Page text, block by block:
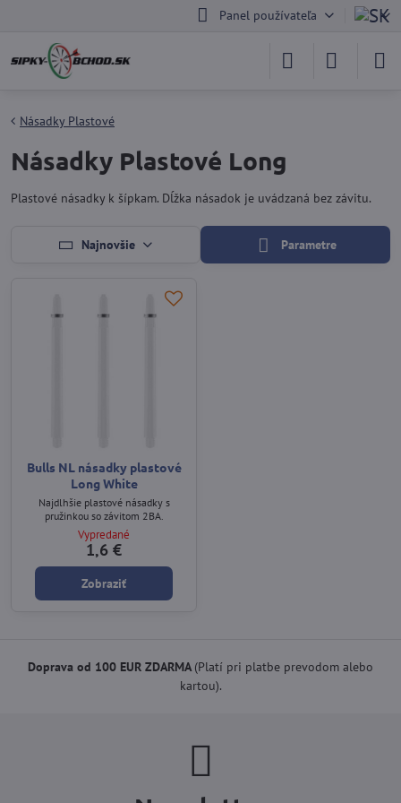
Panel používateľa
Násadky Plastové
Násadky Plastové Long
Plastové násadky k šípkam. Dĺžka násadok je uvádzaná bez závitu.
Najnovšie Parametre
Bulls NL násadky plastové
Long White
Najdlhšie plastové násadky s
pružinkou so závitom 2BA.
Vypredané
1,6 €
Zobraziť
Doprava od 100 EUR ZDARMA(Platí pri platbe prevodom alebo
kartou).